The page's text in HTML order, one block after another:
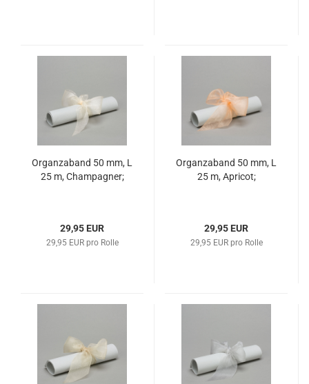
Organzaband 50 mm, L
25 m, Champagner;
29,95 EUR
29,95 EUR pro Rolle
Organzaband 50 mm, L
25 m, Apricot;
29,95 EUR
29,95 EUR pro Rolle